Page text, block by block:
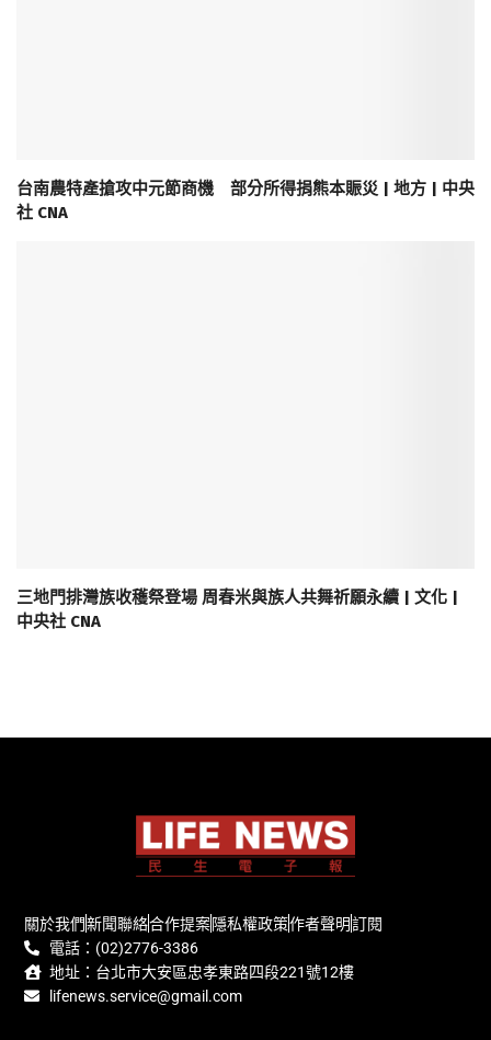
台南農特產搶攻中元節商機 部分所得捐熊本賑災 | 地方 | 中央
社 CNA
三地門排灣族收穫祭登場 周春米與族人共舞祈願永續 | 文化 |
中央社 CNA
關於我們新聞聯絡合作提案隱私權政策作者聲明訂閱
電話：(02)2776-3386
地址：台北市大安區忠孝東路四段221號12樓
lifenews.service@gmail.com